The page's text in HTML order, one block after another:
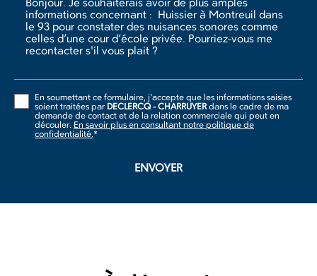
En soumettant ce formulaire, j'accepte que les informations saisies
soient traitées par DECLERCQ - CHARRUYERdans le cadre de ma
demande de contact et de la relation commerciale qui peut en
découler. En savoir plus en consultant notre politique de
confidentialité.*